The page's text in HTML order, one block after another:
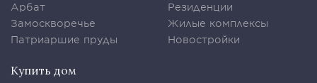
Арбат
Замоскворечье
Патриаршие пруды
Резиденции
Жилые комплексы
Новостройки
Купить дом